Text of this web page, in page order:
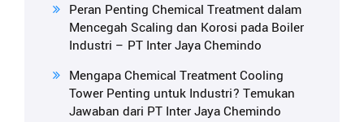
Peran Penting Chemical Treatment dalam
Mencegah Scaling dan Korosi pada Boiler
Industri – PT Inter Jaya Chemindo
Mengapa Chemical Treatment Cooling
Tower Penting untuk Industri? Temukan
Jawaban dari PT Inter Jaya Chemindo